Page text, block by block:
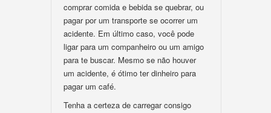
comprar comida e bebida se quebrar, ou
pagar por um transporte se ocorrer um
acidente. Em último caso, você pode
ligar para um companheiro ou um amigo
para te buscar. Mesmo se não houver
um acidente, é ótimo ter dinheiro para
pagar um café.
Tenha a certeza de carregar consigo